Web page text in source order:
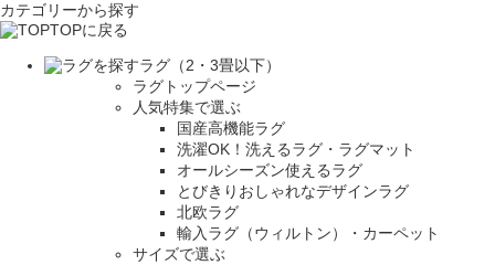
カテゴリーから探す
TOPに戻る
ラグ（2・3畳以下）
ラグトップページ
人気特集で選ぶ
国産高機能ラグ
洗濯OK！洗えるラグ・ラグマット
オールシーズン使えるラグ
とびきりおしゃれなデザインラグ
北欧ラグ
輸入ラグ（ウィルトン）・カーペット
サイズで選ぶ